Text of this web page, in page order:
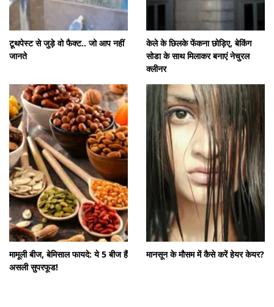
टूथपेस्ट से जुड़े वो फैक्ट.. जो आप नहीं
जानते
केले के छिलके फेंकना छोड़िए, बेकिंग
सोडा के साथ मिलाकर बनाएं नेचुरल
क्लीनर
मामूली बीज, बेमिसाल फायदे: ये 5 बीज हैं
असली सुपरफूड!
मानसून के मौसम में कैसे करें हेयर केयर?